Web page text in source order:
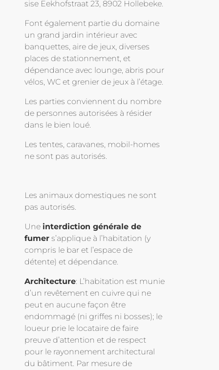
sise Eekhofstraat 23, 8902 Hollebeke.
Font également partie du domaine
un grand jardin intérieur avec
banquettes, aire de jeux, diverses
places de stationnement, et
dépendance avec lounge, abris pour
vélos, WC et grenier de jeux à l’étage.
Les parties conviennent du nombre
de personnes autorisées à résider
dans le bien loué.
Les tentes, caravanes, mobil-homes
ne sont pas autorisés.
Les animaux domestiques ne sont
pas autorisés.
Une interdiction générale de
fumer s’applique à l’habitation (y
compris le bar et l’espace de
détente) et dépendance.
Architecture: L’habitation est munie
d’un revêtement en cuivre qui ne
peut en aucune façon être
endommagé (ni griffes ni bosses); le
loueur prie le locataire de faire
preuve d’attention et de respect
pour le rayonnement architectural
du bâtiment. Par mesure de